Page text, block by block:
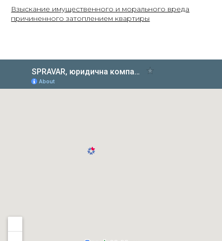
Взыскание имущественного и морального вреда
причиненного затоплением квартиры